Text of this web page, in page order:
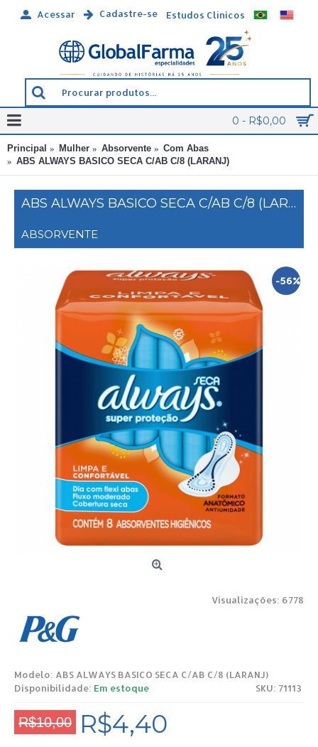
Acessar Cadastre-se Estudos Clínicos
0 - R$0,00
Principal Mulher Absorvente
Com Abas
ABS ALWAYS BASICO SECA C/AB C/8 (LARANJ)
ABS ALWAYS BASICO SECA C/AB C/8 (LARANJ)
ABSORVENTE
-56%
Visualizações: 6778
Modelo: ABS ALWAYS BASICO SECA C/AB C/8 (LARANJ)
SKU: 71113
Disponibilidade: Em estoque
R$10,00 R$4,40